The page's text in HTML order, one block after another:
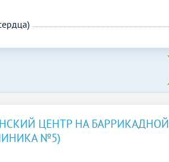
ЦЕНТР НА БАРРИКАДНОЙ
№5)